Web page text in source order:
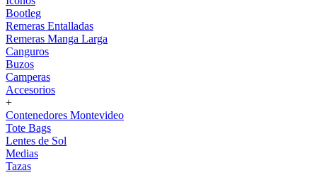
Bootleg
Remeras Entalladas
Remeras Manga Larga
Canguros
Buzos
Camperas
Accesorios
+
Contenedores Montevideo
Tote Bags
Lentes de Sol
Medias
Tazas